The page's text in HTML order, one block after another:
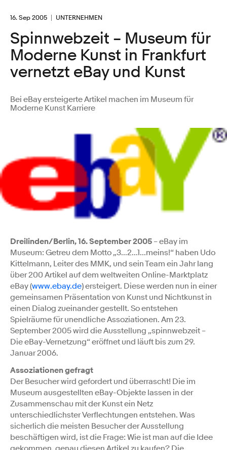
16. Sep 2005 UNTERNEHMEN
Spinnwebzeit – Museum für
Moderne Kunst in Frankfurt
vernetzt eBay und Kunst
Bei eBay ersteigerte Artikel machen im Museum für
Moderne Kunst Karriere
Dreilinden/Berlin, 16. September 2005 – eBay im
Museum: Getreu dem Motto „3...2...1...meins!“ haben Udo
Kittelmann, Leiter des MMK, und sein Team ein Jahr lang
über 200 Artikel auf dem weltweiten Online-Marktplatz
eBay (www.ebay.de) ersteigert. Diese werden nun in einer
gemeinsamen Präsentation von Kunst und Nichtkunst in
einen Dialog zueinander gestellt. So entstehen
Spielräume für unendliche Assoziationen. Am 23.
September 2005 wird die Ausstellung „spinnwebzeit –
Die eBay-Vernetzung“ eröffnet und läuft bis zum 29.
Januar 2006.
Assoziationen gefragt
Der Besucher wird gefordert und überrascht! Die im
Museum ausgestellten eBay-Objekte lassen in der
Zusammenschau mit der Kunst ein Netz
unterschiedlichster Verflechtungen entstehen. Was
sicherlich die meisten Besucher der Ausstellung
beschäftigen wird, ist die Frage: Wie ist man auf die Idee